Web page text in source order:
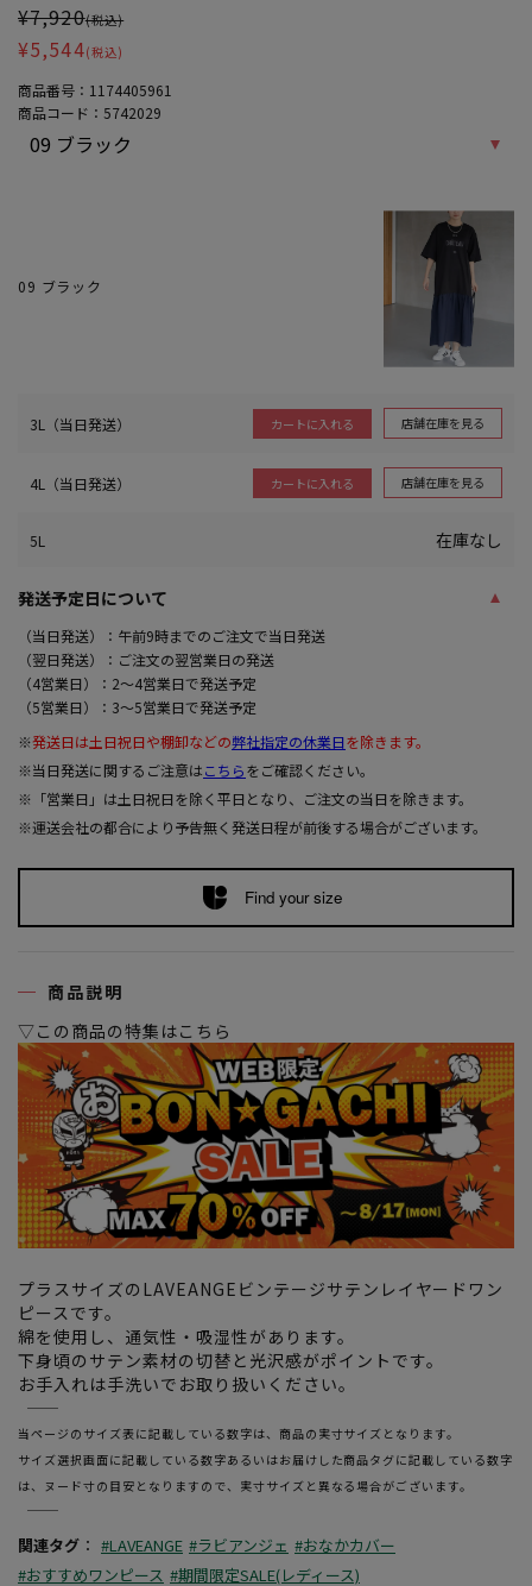
¥7,920(税込)
¥5,544(税込)
商品番号： 1174405961
商品コード： 5742029
09 ブラック
3L（当日発送） カートに入れる 店舗在庫を見る
4L（当日発送） カートに入れる 店舗在庫を見る
5L 在庫なし
発送予定日について
（当日発送）：午前9時までのご注文で当日発送
（翌日発送）：ご注文の翌営業日の発送
（4営業日）：2～4営業日で発送予定
（5営業日）：3～5営業日で発送予定
※発送日は土日祝日や棚卸などの弊社指定の休業日を除きます。
※当日発送に関するご注意はこちらをご確認ください。
※「営業日」は土日祝日を除く平日となり、ご注文の当日を除きます。
※運送会社の都合により予告無く発送日程が前後する場合がございます。
Find your size
商品説明
▽この商品の特集はこちら
プラスサイズのLAVEANGEビンテージサテンレイヤードワン
ピースです。
綿を使用し、通気性・吸湿性があります。
下身頃のサテン素材の切替と光沢感がポイントです。
お手入れは手洗いでお取り扱いください。
―――――――――――――――――――――――
当ページのサイズ表に記載している数字は、商品の実寸サイズとなります。
サイズ選択画面に記載している数字あるいはお届けした商品タグに記載している数字
は、ヌード寸の目安となりますので、実寸サイズと異なる場合がございます。
―――――――――――――――――――――――
関連タグ ： #LAVEANGE #ラビアンジェ #おなかカバー
#おすすめワンピース #期間限定SALE(レディース)